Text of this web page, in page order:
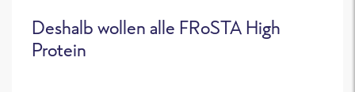
Deshalb wollen alle FRoSTA High
Protein